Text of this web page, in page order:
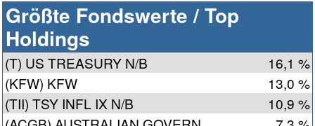
Größte Fondswerte / Top
Holdings
(T) US TREASURY N/B
16,1 %
(KFW) KFW
13,0 %
(TII) TSY INFL IX N/B
10,9 %